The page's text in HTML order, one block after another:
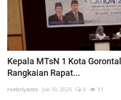
Kepala MTsN 1 Kota
Rangkaian Rapat...
rvebriyanto Juli 10, 2026 0 91